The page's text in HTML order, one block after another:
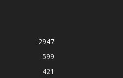
2947
599
421